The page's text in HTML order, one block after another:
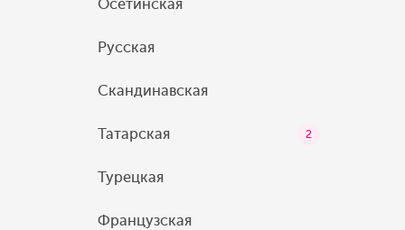
Осетинская
Русская
Скандинавская
Татарская 2
Турецкая
Французская